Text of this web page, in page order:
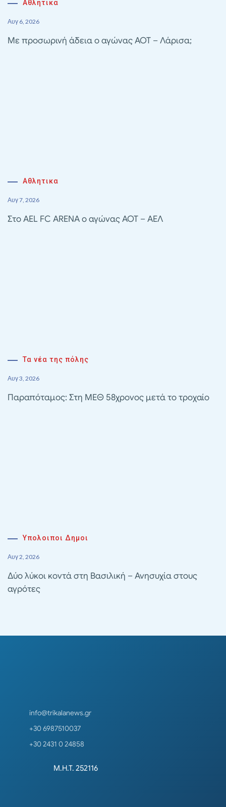
Αθλητικα
Αυγ 6, 2026
Με προσωρινή άδεια ο αγώνας ΑΟΤ – Λάρισα;
Αθλητικα
Αυγ 7, 2026
Στο AEL FC ARENA ο αγώνας ΑΟΤ – ΑΕΛ
Τα νέα της πόλης
Αυγ 3, 2026
Παραπόταμος: Στη ΜΕΘ 58χρονος μετά το τροχαίο
Υπολοιποι Δημοι
Αυγ 2, 2026
Δύο λύκοι κοντά στη Βασιλική – Ανησυχία στους
αγρότες
info@trikalanews.gr
+30 6987510037
+30 2431 0 24858
Μ.Η.Τ. 252116